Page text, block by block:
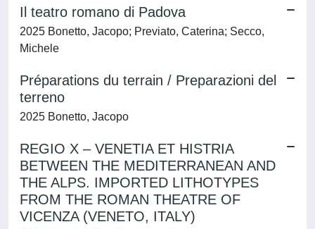
Il teatro romano di Padova
2025 Bonetto, Jacopo; Previato, Caterina; Secco,
Michele
Préparations du terrain / Preparazioni del
terreno
2025 Bonetto, Jacopo
REGIO X – VENETIA ET HISTRIA
BETWEEN THE MEDITERRANEAN AND
THE ALPS. IMPORTED LITHOTYPES
FROM THE ROMAN THEATRE OF
VICENZA (VENETO, ITALY)